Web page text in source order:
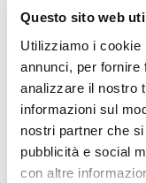
Questo sito web
Utilizziamo i cookie
annunci, per fornire
analizzare il nostro
informazioni sul
nostri partner che
pubblicità e social
con altre